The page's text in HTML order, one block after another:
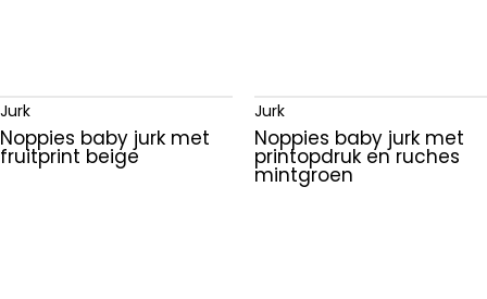
Jurk
Noppies baby jurk met
fruitprint beige
Jurk
Noppies baby jurk met
printopdruk en ruches
mintgroen